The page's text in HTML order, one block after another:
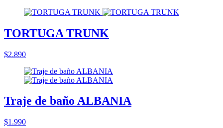
TORTUGA TRUNK
$2.890
Traje de baño ALBANIA
$1.990